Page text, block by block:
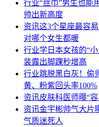
行业“丝巾”男生也能
帅出新高度
资讯这3个星座最容
对哪个女生都暖
行业学日本女孩的“
装露出脚踝秒增高
行业跳脱黑白灰！偷
黄、粉紫回头率100%
资讯皮肤科医师曝“
资讯金宇彬帅气大片
气质迷死人